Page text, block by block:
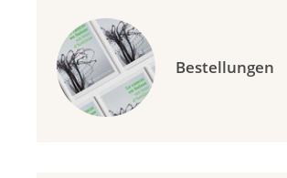
Bestellungen